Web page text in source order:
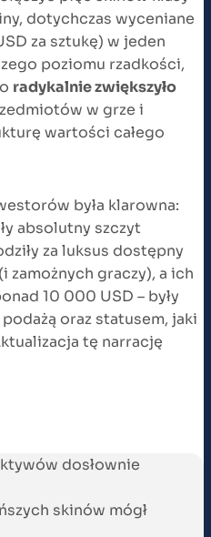
dotychczas wyceniane
za sztukę) w jeden
poziomu rzadkości,
radykalnie zwiększyło
w grze i
wartości całego
była klarowna:
absolutny szczyt
za luksus dostępny
zamożnych graczy), a ich
10 000 USD – były
oraz statusem, jaki
tę narrację
dosłownie
skinów mógł